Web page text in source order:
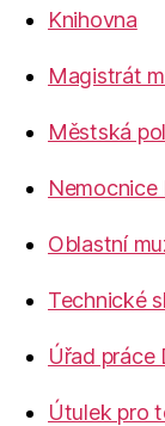
Knihovna
Magistrát
Městská
Nemocnice
Oblastní
Technické
Úřad práce
Útulek pro